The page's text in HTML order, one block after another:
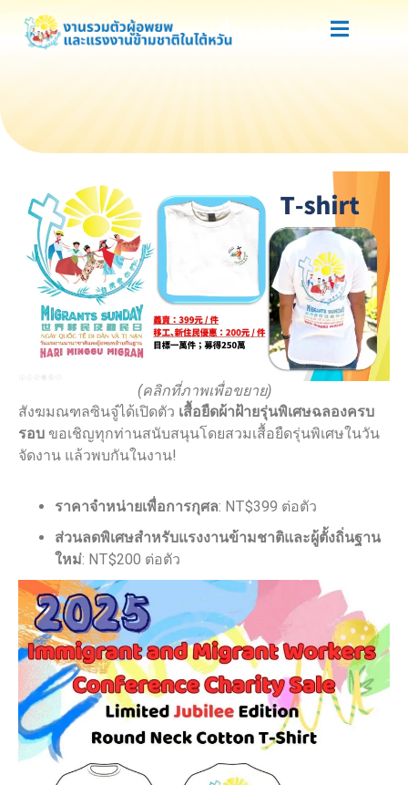
ขายของการกุศล เพื่อการระดมทุน
(คลิกที่ภาพเพื่อขยาย)
สังฆมณฑลซินจู๋ได้เปิดตัว เสื้อยืดผ้าฝ้ายรุ่นพิเศษฉลองครบ
รอบ ขอเชิญทุกท่านสนับสนุนโดยสวมเสื้อยืดรุ่นพิเศษในวัน
จัดงาน แล้วพบกันในงาน!
ราคาจำหน่ายเพื่อการกุศล: NT$399 ต่อตัว
ส่วนลดพิเศษสำหรับแรงงานข้ามชาติและผู้ตั้งถิ่นฐาน
ใหม่: NT$200 ต่อตัว